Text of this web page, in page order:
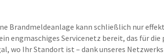
Brandmeldeanlage kann schließlich nur
engmaschiges Servicenetz bereit, das für
wo Ihr Standort ist – dank unseres